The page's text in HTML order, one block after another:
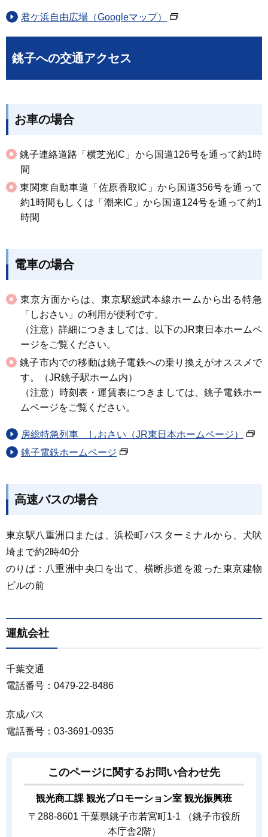
君ケ浜自由広場（Googleマップ）
銚子への交通アクセス
お車の場合
銚子連絡道路「横芝光IC」から国道126号を通って約1時
間
東関東自動車道「佐原香取IC」から国道356号を通って
約1時間もしくは「潮来IC」から国道124号を通って約1
時間
電車の場合
東京方面からは、東京駅総武本線ホームから出る特急
「しおさい」の利用が便利です。
（注意）詳細につきましては、以下のJR東日本ホームペ
ージをご覧ください。
銚子市内での移動は銚子電鉄への乗り換えがオススメで
す。（JR銚子駅ホーム内）
（注意）時刻表・運賃表につきましては、銚子電鉄ホー
ムページをご覧ください。
房総特急列車 しおさい（JR東日本ホームページ）
銚子電鉄ホームページ
高速バスの場合
東京駅八重洲口または、浜松町バスターミナルから、犬吠
埼まで約2時40分
のりば：八重洲中央口を出て、横断歩道を渡った東京建物
ビルの前
運航会社
千葉交通
電話番号：0479-22-8486
京成バス
電話番号：03-3691-0935
このページに関するお問い合わせ先
観光商工課 観光プロモーション室 観光振興班
〒288-8601 千葉県銚子市若宮町1-1 （銚子市役所
本庁舎2階）